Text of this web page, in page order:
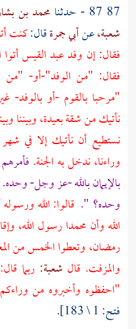
87 87 - حدثنا محمد بن
شعبة،عنأبي جمرةقال:كنت
فقال: إن وفد عبد القيس
فقال: "من الوفد"-أو- "من
"مرحبا بالقوم -أو بالوفد-
نأتيك من شقة بعيدة، وبيننا
نستطيع أن نأتيك إلا في
وراءنا، ندخل به الجنة.
بالإيمان بالله -عز وجل-
وحده؟ ". قالوا: الله
الله وأن محمدا رسول الله،
رمضان، وتعطوا الخمس من
والمزفت. قال شعبة:ربما
"احفظوه وأخبروه من
فتح: 1 \ 183].